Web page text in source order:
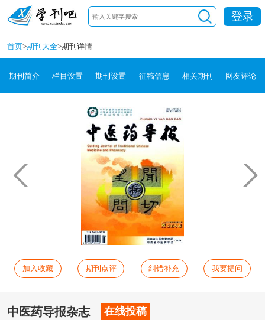
登录
首页>期刊大全>期刊详情
期刊简介 栏目设置 期刊设置 征稿信息 相关期刊 网友评论
加入收藏 期刊点评 纠错补充 我要提问
中医药导报杂志 在线投稿